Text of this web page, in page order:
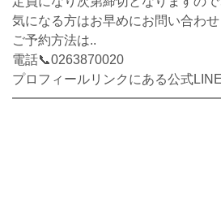
気になる方はお早めにお問い合わ
ご予約方法は..
電話📞0263870020
プロフィールリンクにある公式